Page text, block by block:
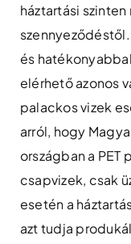
háztartási
és
elérhető azonos
palackos vizek
arról, hogy
országban a
csapvizek, csak
esetén a
azt tudja